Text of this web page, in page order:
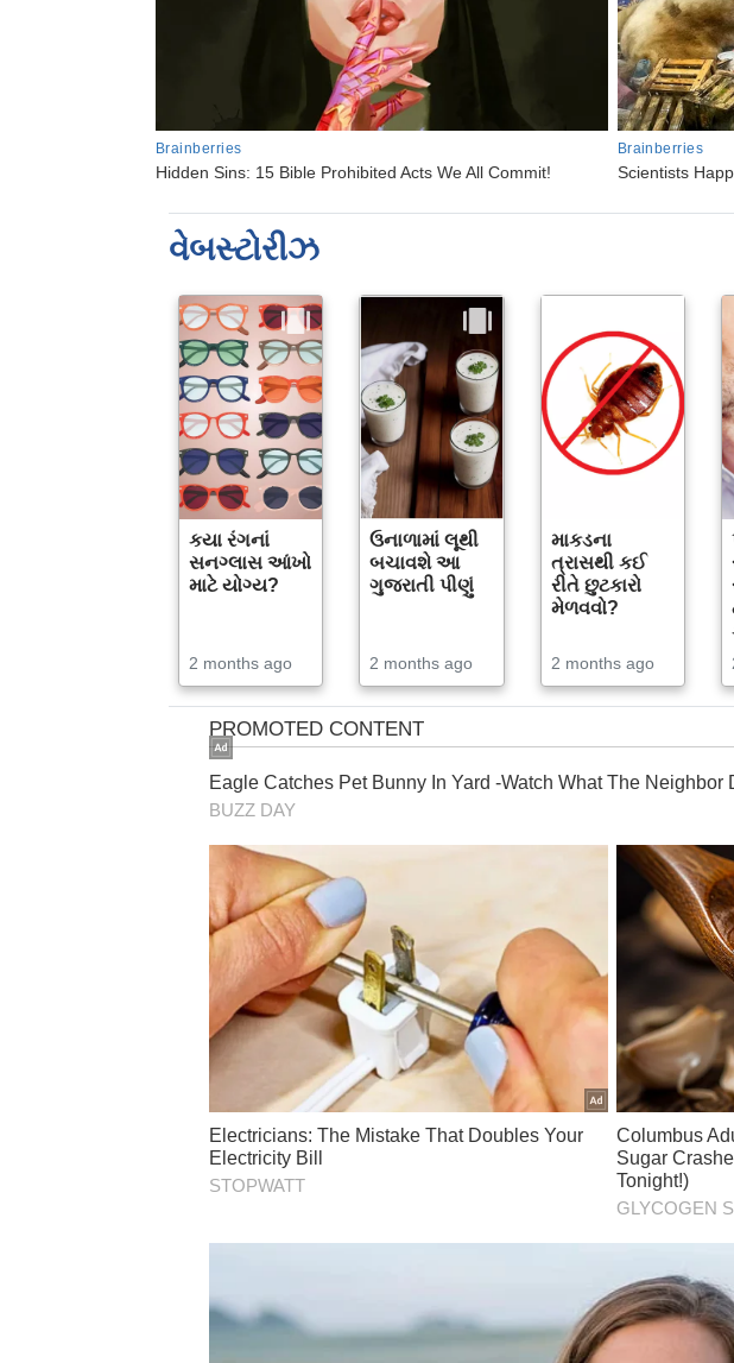
વેબસ્ટોરીઝ
કયા રંગનાં
સનગ્લાસ આંખો
માટે યોગ્ય?
2 months ago
ઉનાળામાં લૂથી
બચાવશે આ
ગુજરાતી પીણું
2 months ago
માકડના
ત્રાસથી કઈ
રીતે છુટકારો
મેળવવો?
2 months ago